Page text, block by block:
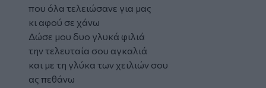
που όλα τελειώσανε για μας
κι αφού σε χάνω
Δώσε μου δυο γλυκά φιλιά
την τελευταία σου αγκαλιά
και με τη γλύκα των χειλιών σου
ας πεθάνω